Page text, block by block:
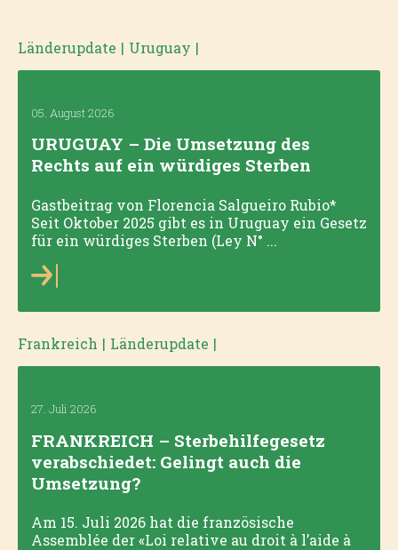
Länderupdate | Uruguay |
05. August 2026
URUGUAY – Die Umsetzung des
Rechts auf ein würdiges Sterben
Gastbeitrag von Florencia Salgueiro Rubio*
Seit Oktober 2025 gibt es in Uruguay ein Gesetz
für ein würdiges Sterben (Ley N° ...
Frankreich | Länderupdate |
27. Juli 2026
FRANKREICH – Sterbehilfegesetz
verabschiedet: Gelingt auch die
Umsetzung?
Am 15. Juli 2026 hat die französische
Assemblée der «Loi relative au droit à l’aide à